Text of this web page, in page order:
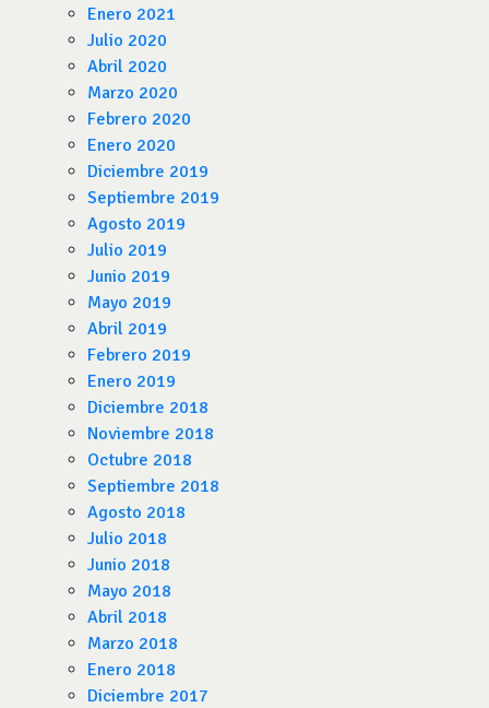
Enero 2021
Julio 2020
Abril 2020
Marzo 2020
Febrero 2020
Enero 2020
Diciembre 2019
Septiembre 2019
Agosto 2019
Julio 2019
Junio 2019
Mayo 2019
Abril 2019
Febrero 2019
Enero 2019
Diciembre 2018
Noviembre 2018
Octubre 2018
Septiembre 2018
Agosto 2018
Julio 2018
Junio 2018
Mayo 2018
Abril 2018
Marzo 2018
Enero 2018
Diciembre 2017